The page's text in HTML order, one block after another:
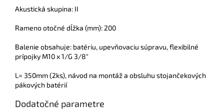
Akustická skupina: II
Rameno otočné dĺžka (mm): 200
Balenie obsahuje: batériu, upevňovaciu súpravu, flexibilné
prípojky M10 x 1/G 3/8"
L= 350mm (2ks), návod na montáž a obsluhu stojančekových
pákových batérií
Dodatočné parametre